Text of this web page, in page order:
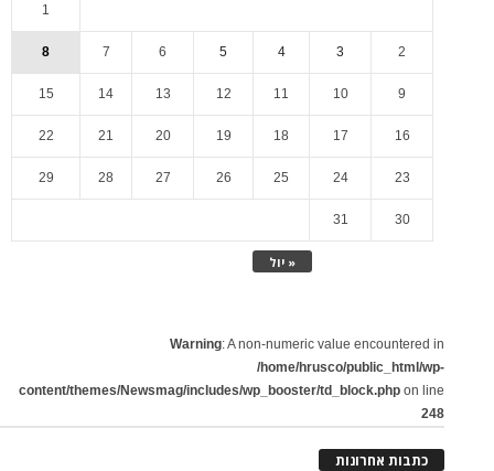
« יול
1
2
3
4
5
6
7
8
9
10
11
12
13
14
15
16
17
18
19
20
21
22
23
24
25
26
27
28
29
30
31
Warning: A non-numeric value encountered in
/home/hrusco/public_html/wp-
content/themes/Newsmag/includes/wp_booster/td_block.php on line
248
כתבות אחרונות